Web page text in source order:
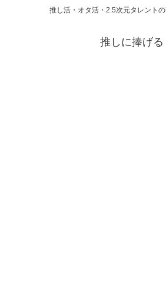
推し活・オタ活・2.5次元タレント
推しに捧げる